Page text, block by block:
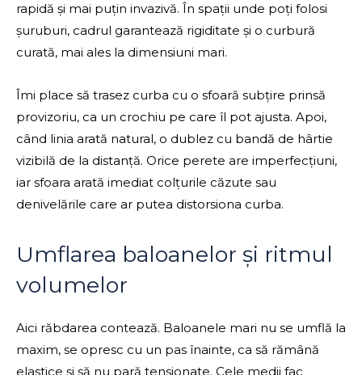
rapidă și mai puțin invazivă. În spații unde poți folosi
șuruburi, cadrul garantează rigiditate și o curbură
curată, mai ales la dimensiuni mari.
Îmi place să trasez curba cu o sfoară subțire prinsă
provizoriu, ca un crochiu pe care îl pot ajusta. Apoi,
când linia arată natural, o dublez cu bandă de hârtie
vizibilă de la distanță. Orice perete are imperfecțiuni,
iar sfoara arată imediat colțurile căzute sau
denivelările care ar putea distorsiona curba.
Umflarea baloanelor și ritmul
volumelor
Aici răbdarea contează. Baloanele mari nu se umflă la
maxim, se opresc cu un pas înainte, ca să rămână
elastice și să nu pară tensionate. Cele medii fac